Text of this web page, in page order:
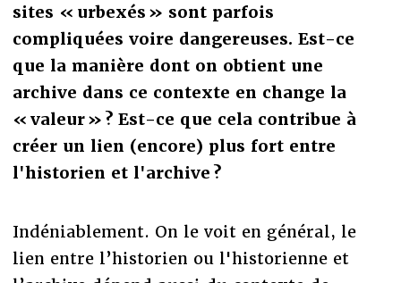
sites « urbexés » sont parfois
compliquées voire dangereuses. Est-ce
que la manière dont on obtient une
archive dans ce contexte en change la
« valeur » ? Est-ce que cela contribue à
créer un lien (encore) plus fort entre
l'historien et l'archive ?
Indéniablement. On le voit en général, le
lien entre l’historien ou l'historienne et